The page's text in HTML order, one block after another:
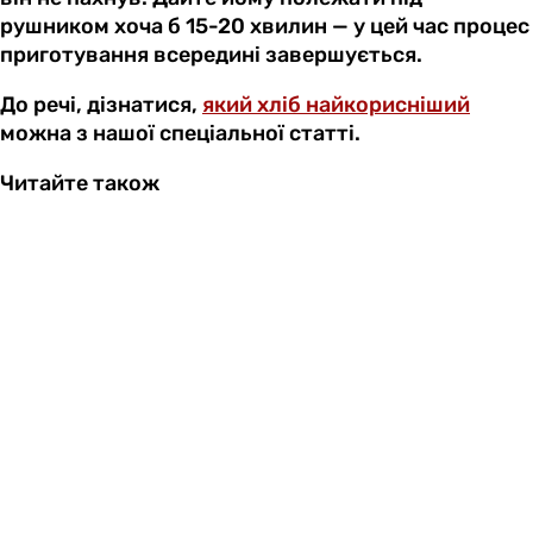
рушником хоча б 15-20 хвилин — у цей час процес
приготування всередині завершується.
До речі, дізнатися, який хліб найкорисніший
можна з нашої спеціальної статті.
Читайте також